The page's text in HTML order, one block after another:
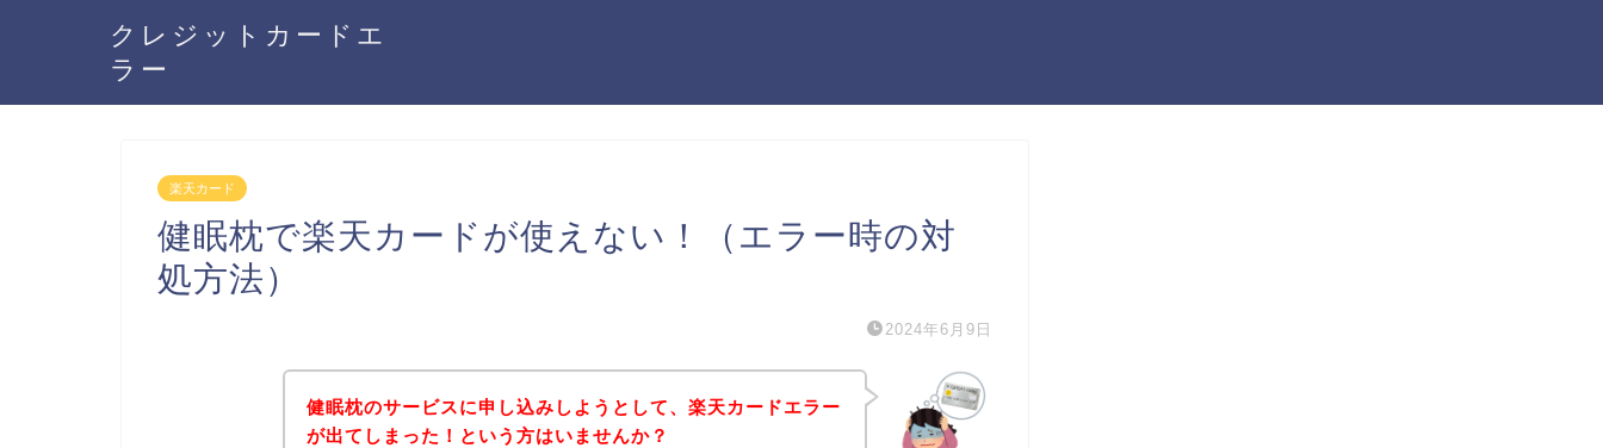
クレジットカードエ
ラー
楽天カード
健眠枕で楽天カードが使えない！（エラー時の対
処方法）
2024年6月9日
健眠枕のサービスに申し込みしようとして、楽天カードエラー
が出てしまった！という方はいませんか？